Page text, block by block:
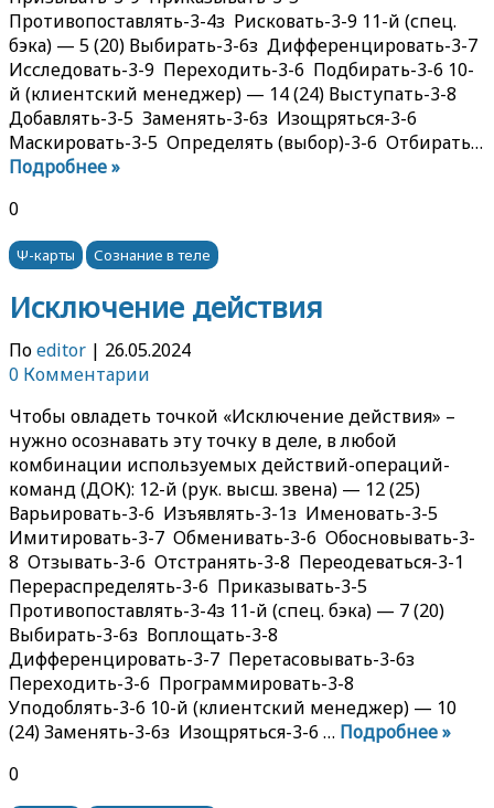
Противопоставлять-3-4з Рисковать-3-9 11-й (спец.
бэка) — 5 (20) Выбирать-3-6з Дифференцировать-3-7
Исследовать-3-9 Переходить-3-6 Подбирать-3-6 10-
й (клиентский менеджер) — 14 (24) Выступать-3-8
Добавлять-3-5 Заменять-3-6з Изощряться-3-6
Маскировать-3-5 Определять (выбор)-3-6 Отбирать…
Подробнее »
0
Ψ-карты Сознание в теле
Исключение действия
Поeditor | 26.05.2024
0 Комментарии
Чтобы овладеть точкой «Исключение действия» –
нужно осознавать эту точку в деле, в любой
комбинации используемых действий-операций-
команд (ДОК): 12-й (рук. высш. звена) — 12 (25)
Варьировать-3-6 Изъявлять-3-1з Именовать-3-5
Имитировать-3-7 Обменивать-3-6 Обосновывать-3-
8 Отзывать-3-6 Отстранять-3-8 Переодеваться-3-1
Перераспределять-3-6 Приказывать-3-5
Противопоставлять-3-4з 11-й (спец. бэка) — 7 (20)
Выбирать-3-6з Воплощать-3-8
Дифференцировать-3-7 Перетасовывать-3-6з
Переходить-3-6 Программировать-3-8
Уподоблять-3-6 10-й (клиентский менеджер) — 10
(24) Заменять-3-6з Изощряться-3-6 … Подробнее »
0